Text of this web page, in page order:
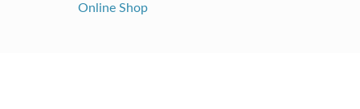
Online Shop